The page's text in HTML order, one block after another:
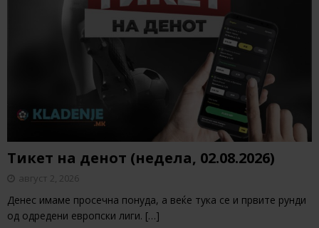
Тикет на денот (недела, 02.08.2026)
август 2, 2026
Денес имаме просечна понуда, а веќе тука се и првите рунди
од одредени европски лиги. […]